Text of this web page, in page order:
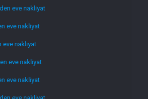
eve nakliyat
eve nakliyat
eve nakliyat
eve nakliyat
eve nakliyat